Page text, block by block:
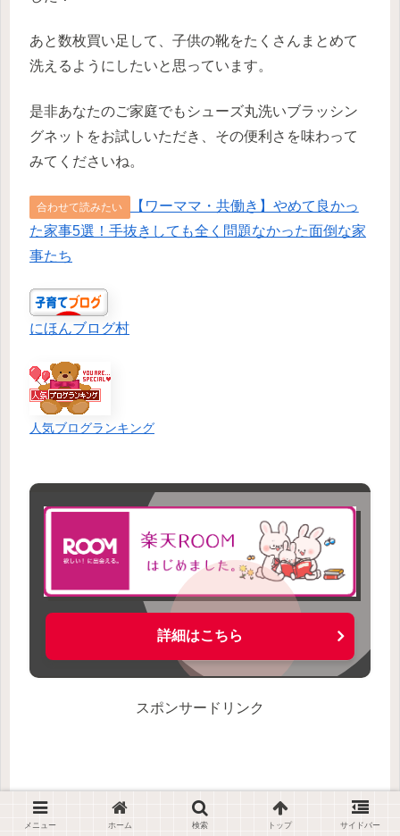
あと数枚買い足して、子供の靴をたくさんまとめて
洗えるようにしたいと思っています。
是非あなたのご家庭でもシューズ丸洗いブラッシン
グネットをお試しいただき、その便利さを味わって
みてくださいね。
合わせて読みたい
【ワーママ・共働き】やめて良かっ
た家事5選！手抜きしても全く問題なかった面倒な家
事たち
にほんブログ村
人気ブログランキング
詳細はこちら
スポンサードリンク
メニュー ホーム 検索 トップ サイドバー